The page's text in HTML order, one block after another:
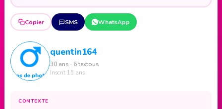
Copier SMS WhatsApp
quentin164
30 ans · 6 textous
Inscrit 15 ans
CONTEXTE